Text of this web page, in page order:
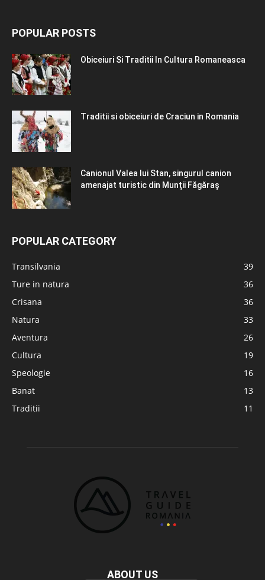
POPULAR POSTS
Obiceiuri Si Traditii In Cultura Romaneasca
Traditii si obiceiuri de Craciun in Romania
Canionul Valea lui Stan, singurul canion
amenajat turistic din Munţii Făgăraş
POPULAR CATEGORY
Transilvania
39
Ture in natura
36
Crisana
36
Natura
33
Aventura
26
Cultura
19
Speologie
16
Banat
13
Traditii
11
ABOUT US